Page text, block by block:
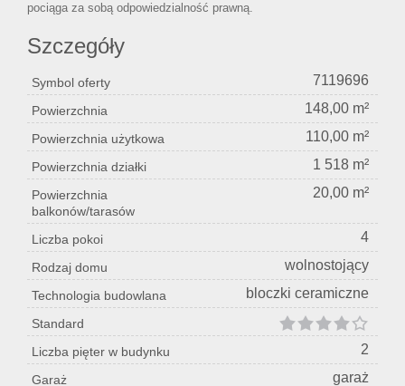
pociąga za sobą odpowiedzialność prawną.
Szczegóły
Symbol oferty 7119696
Powierzchnia 148,00 m²
Powierzchnia użytkowa 110,00 m²
Powierzchnia działki 1 518 m²
Powierzchnia
balkonów/tarasów
20,00 m²
Liczba pokoi 4
Rodzaj domu wolnostojący
Technologia budowlana bloczki ceramiczne
Standard
Liczba pięter w budynku
2
Garaż garaż